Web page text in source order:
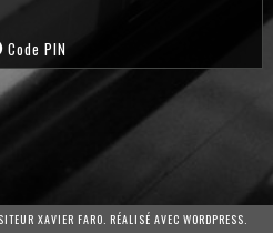
Code PIN
XAVIER FARO. RÉALISÉ AVEC WORDPRESS.